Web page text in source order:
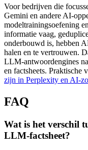
Voor bedrijven die
Gemini en andere AI-
modeltrainingsoefening
informatie vaag,
onderbouwd is, hebben
halen en te vertrouwen.
LLM-antwoordengines
en factsheets. Praktische
zijn in Perplexity en AI-
FAQ
Wat is het verschil
LLM-factsheet?